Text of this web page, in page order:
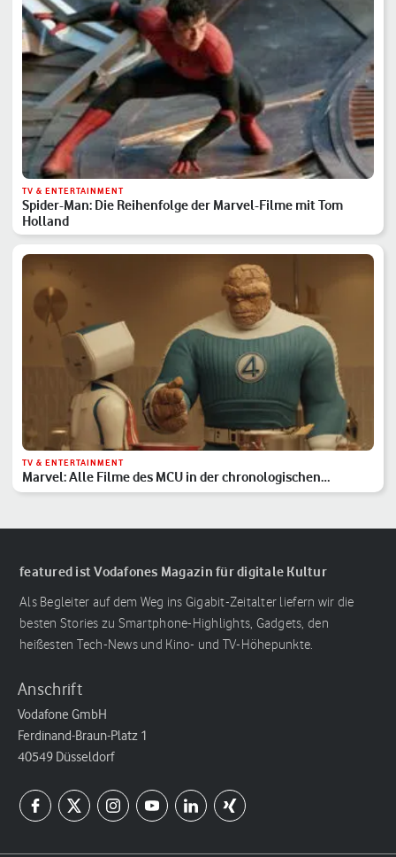
TV & ENTERTAINMENT
Spider-Man: Die Reihenfolge der Marvel-Filme mit Tom
Holland
TV & ENTERTAINMENT
Marvel: Alle Filme des MCU in der chronologischen
Reihenfolge
featured ist Vodafones Magazin für digitale Kultur
Als Begleiter auf dem Weg ins Gigabit-Zeitalter liefern wir die
besten Stories zu Smartphone-Highlights, Gadgets, den
heißesten Tech-News und Kino- und TV-Höhepunkte.
Anschrift
Vodafone GmbH
Ferdinand-Braun-Platz 1
40549 Düsseldorf